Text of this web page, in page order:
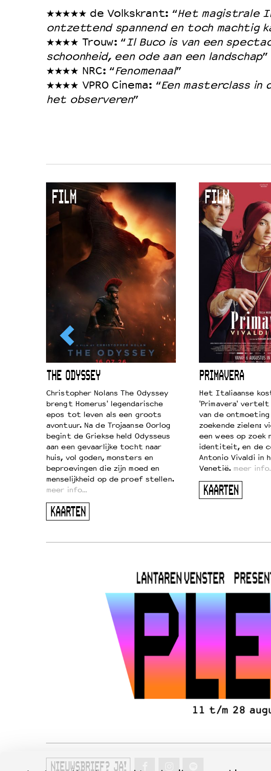
★★★★★ de Volkskrant: “Het magistrale
ontzettend spannend en toch machtig
★★★★ Trouw: “Il Buco is van een
schoonheid, een ode aan een landschap”
★★★★ NRC: “Fenomenaal”
★★★★ VPRO Cinema: “Een masterclass in
het observeren”
FILM
THE ODYSSEY
Christopher Nolans The Odyssey
brengt Homerus' legendarische
epos tot leven als een groots
avontuur. Na de Trojaanse Oorlog
begint de Griekse held Odysseus
aan een gevaarlijke tocht naar
huis, vol goden, monsters en
beproevingen die zijn moed en
menselijkheid op de proef stellen.
meer info…
KAARTEN
FILM
PRIMAVERA
Het Italiaanse
'Primavera' vertelt
van de
zoekende zielen:
een wees op zoek
identiteit, en de
Antonio Vivaldi in
Venetië. meer
KAARTEN
NIEUWSBRIEF? JA!